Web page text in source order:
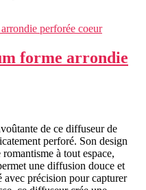
forme arrondie
de ce diffuseur de
perforé. Son design
à tout espace,
une diffusion douce et
précision pour capturer